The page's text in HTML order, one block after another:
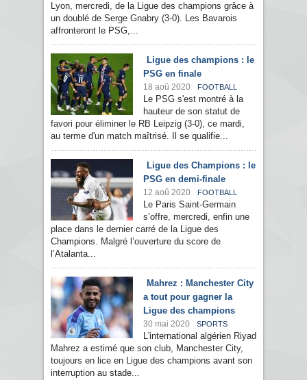
Lyon, mercredi, de la Ligue des champions grâce à
un doublé de Serge Gnabry (3-0). Les Bavarois
affronteront le PSG,...
Ligue des champions : le
PSG en finale
18 aoû 2020 FOOTBALL
Le PSG s'est montré à la
hauteur de son statut de
favori pour éliminer le RB Leipzig (3-0), ce mardi,
au terme d'un match maîtrisé. Il se qualifie...
Ligue des Champions : le
PSG en demi-finale
12 aoû 2020 FOOTBALL
Le Paris Saint-Germain
s’offre, mercredi, enfin une
place dans le dernier carré de la Ligue des
Champions. Malgré l’ouverture du score de
l’Atalanta...
Mahrez : Manchester City
a tout pour gagner la
Ligue des champions
30 mai 2020 SPORTS
L'international algérien Riyad
Mahrez a estimé que son club, Manchester City,
toujours en lice en Ligue des champions avant son
interruption au stade...